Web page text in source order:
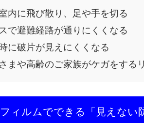
内に飛び散り、足や手を切る
で避難経路が通りにくくなる
に破片が見えにくくなる
まや高齢のご家族がケガをする
ィルムでできる「見えない